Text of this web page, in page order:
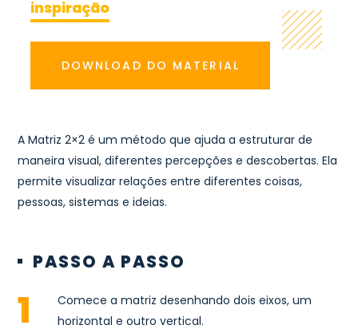
inspiração
DOWNLOAD DO MATERIAL
A Matriz 2×2 é um método que ajuda a estruturar de
maneira visual, diferentes percepções e descobertas. Ela
permite visualizar relações entre diferentes coisas,
pessoas, sistemas e ideias.
PASSO A PASSO
Comece a matriz desenhando dois eixos, um
horizontal e outro vertical.